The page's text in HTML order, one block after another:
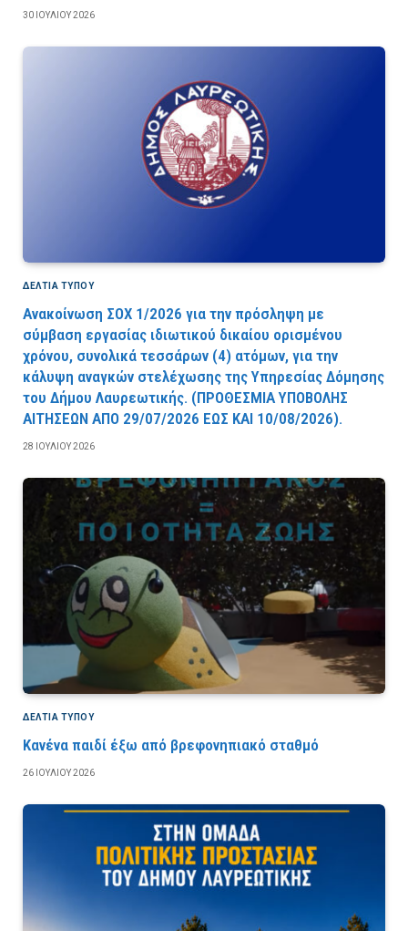
30 ΙΟΥΛΊΟΥ 2026
ΔΕΛΤΙΑ ΤΥΠΟΥ
Ανακοίνωση ΣΟΧ 1/2026 για την πρόσληψη με
σύμβαση εργασίας ιδιωτικού δικαίου ορισμένου
χρόνου, συνολικά τεσσάρων (4) ατόμων, για την
κάλυψη αναγκών στελέχωσης της Υπηρεσίας Δόμησης
του Δήμου Λαυρεωτικής. (ΠPOΘEΣMIA YΠOBOΛHΣ
AITHΣEΩN AΠO 29/07/2026 EΩΣ KAI 10/08/2026).
28 ΙΟΥΛΊΟΥ 2026
ΔΕΛΤΙΑ ΤΥΠΟΥ
Κανένα παιδί έξω από βρεφονηπιακό σταθμό
26 ΙΟΥΛΊΟΥ 2026